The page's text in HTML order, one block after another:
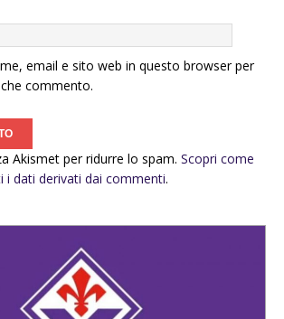
email e sito web in questo browser per
commento.
Akismet per ridurre lo spam. Scopri come
i dati derivati dai commenti.